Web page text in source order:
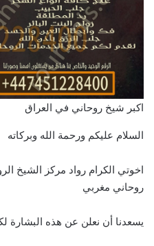
اكبر شيخ روحاني في العراق
السلام عليكم ورحمة الله وبركاته
اخوتي الكرام رواد مركز الشيخ
روحاني مغربي
يسعدنا أن نعلن عن هذه البشارة